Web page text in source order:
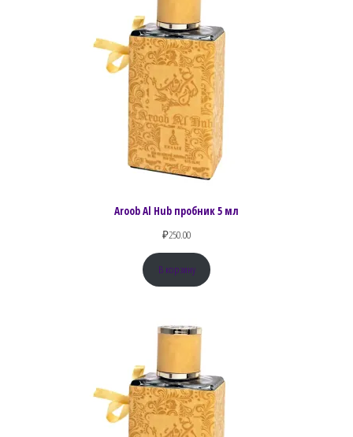
Aroob Al Hub пробник 5 мл
₽250.00
В корзину